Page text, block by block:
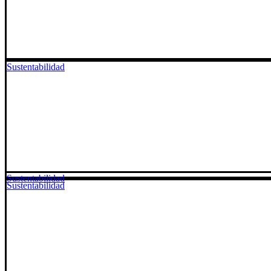
Sustentabilidad
Sustentabilidad
Sustentabilidad